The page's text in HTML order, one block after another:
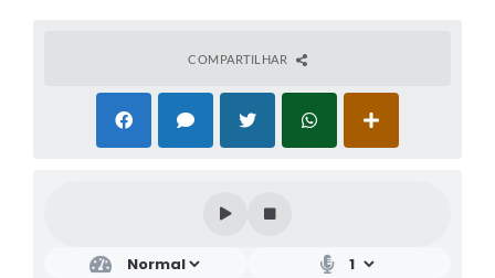
COMPARTILHAR